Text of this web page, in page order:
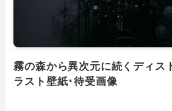
霧の森から異次元に続くディス
ラスト壁紙･待受画像